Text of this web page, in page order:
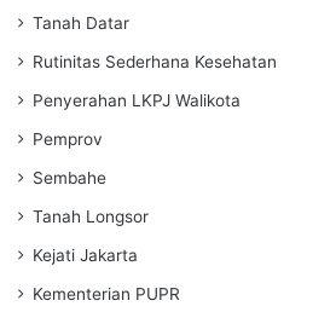
Tanah Datar
Rutinitas Sederhana Kesehatan
Penyerahan LKPJ Walikota
Pemprov
Sembahe
Tanah Longsor
Kejati Jakarta
Kementerian PUPR